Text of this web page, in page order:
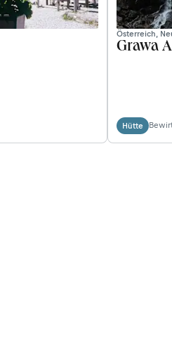
Österreich,
Grawa
Hütte